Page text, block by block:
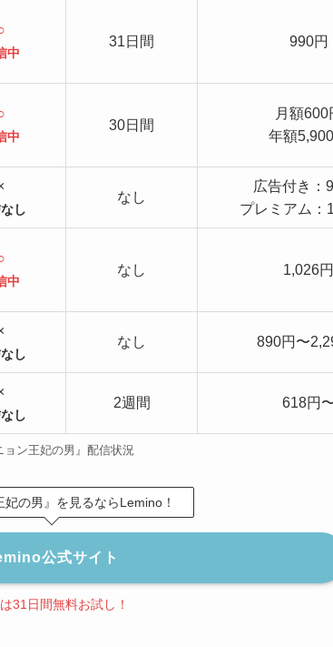
中
31日間 990円
中
30日間
月額600
年額
し
なし
広告付き：
プレミアム：
中
なし 1,026円
し
なし 890円〜
し
2週間 618円
ョン王妃の男』配信状況
妃の男』を見るならLemino！
公式サイト
31日間無料お試し！